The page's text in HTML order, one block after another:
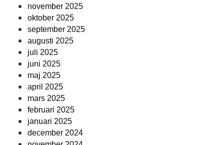
november 2025
oktober 2025
september 2025
augusti 2025
juli 2025
juni 2025
maj 2025
april 2025
mars 2025
februari 2025
januari 2025
december 2024